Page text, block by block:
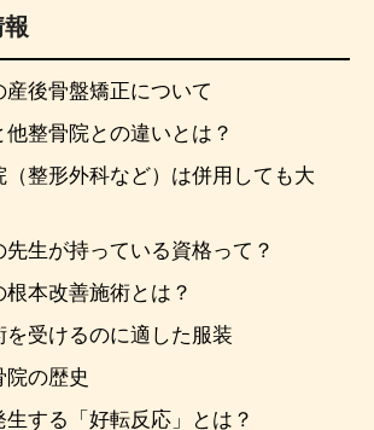
後骨盤矯正について
整骨院との違いとは？
（整形外科など）は併用しても大
生が持っている資格って？
本改善施術とは？
を受けるのに適した服装
院の歴史
する「好転反応」とは？